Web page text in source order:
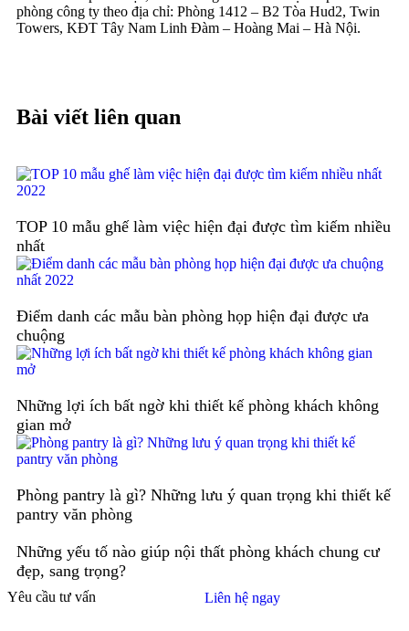
phòng công ty theo địa chỉ: Phòng 1412 – B2 Tòa Hud2, Twin
Towers, KĐT Tây Nam Linh Đàm – Hoàng Mai – Hà Nội.
Bài viết liên quan
TOP 10 mẫu ghế làm việc hiện đại được tìm kiếm nhiều
nhất
Điểm danh các mẫu bàn phòng họp hiện đại được ưa
chuộng
Những lợi ích bất ngờ khi thiết kế phòng khách không
gian mở
Phòng pantry là gì? Những lưu ý quan trọng khi thiết kế
pantry văn phòng
Những yếu tố nào giúp nội thất phòng khách chung cư
đẹp, sang trọng?
Yêu cầu tư vấn Liên hệ ngay